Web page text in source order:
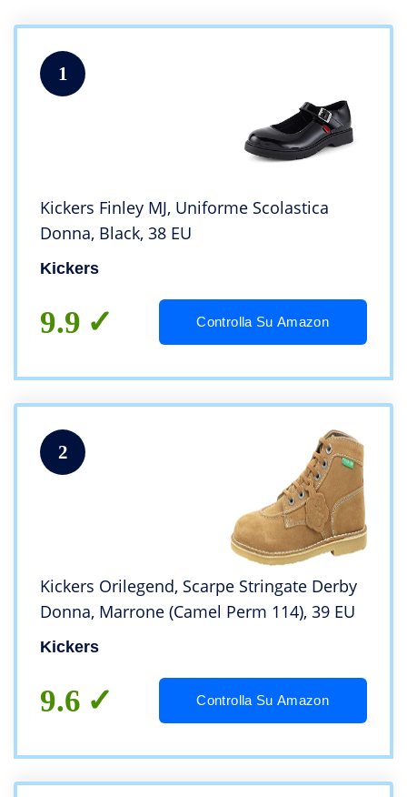
1
Kickers Finley MJ, Uniforme Scolastica
Donna, Black, 38 EU
Kickers
9.9 Controlla Su Amazon
2
Kickers Orilegend, Scarpe Stringate Derby
Donna, Marrone (Camel Perm 114), 39 EU
Kickers
9.6 Controlla Su Amazon